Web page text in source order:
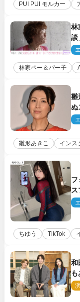
PUI PUI モルカー
林
談
林家ペー＆パー子
雛
ぬ
雛形あきこ インス
フ
ス
ちゆう TikTok
和
も
舞